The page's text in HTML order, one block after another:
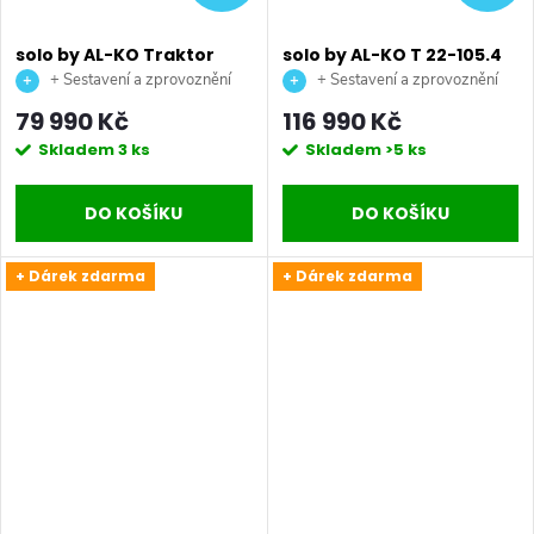
solo by AL-KO Traktor
T18-93.4 Hd-A V2 Comfort
+ Sestavení a zprovoznění
stroje + doprava až na vaši
zahradu.
79 990 Kč
Skladem3 ks
DO KOŠÍKU
solo by AL-KO T 22-105.4
HD V2 SD Premium
traktor
+ Sestavení a zprovoznění
stroje + doprava až na vaši
zahradu.
116 990 Kč
Skladem >5 ks
DO KOŠÍKU
+ Dárek zdarma + Dárek zdarma